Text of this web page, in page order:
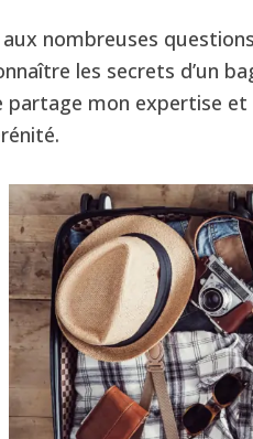
aux nombreuses
les secrets d’un
partage mon expertise